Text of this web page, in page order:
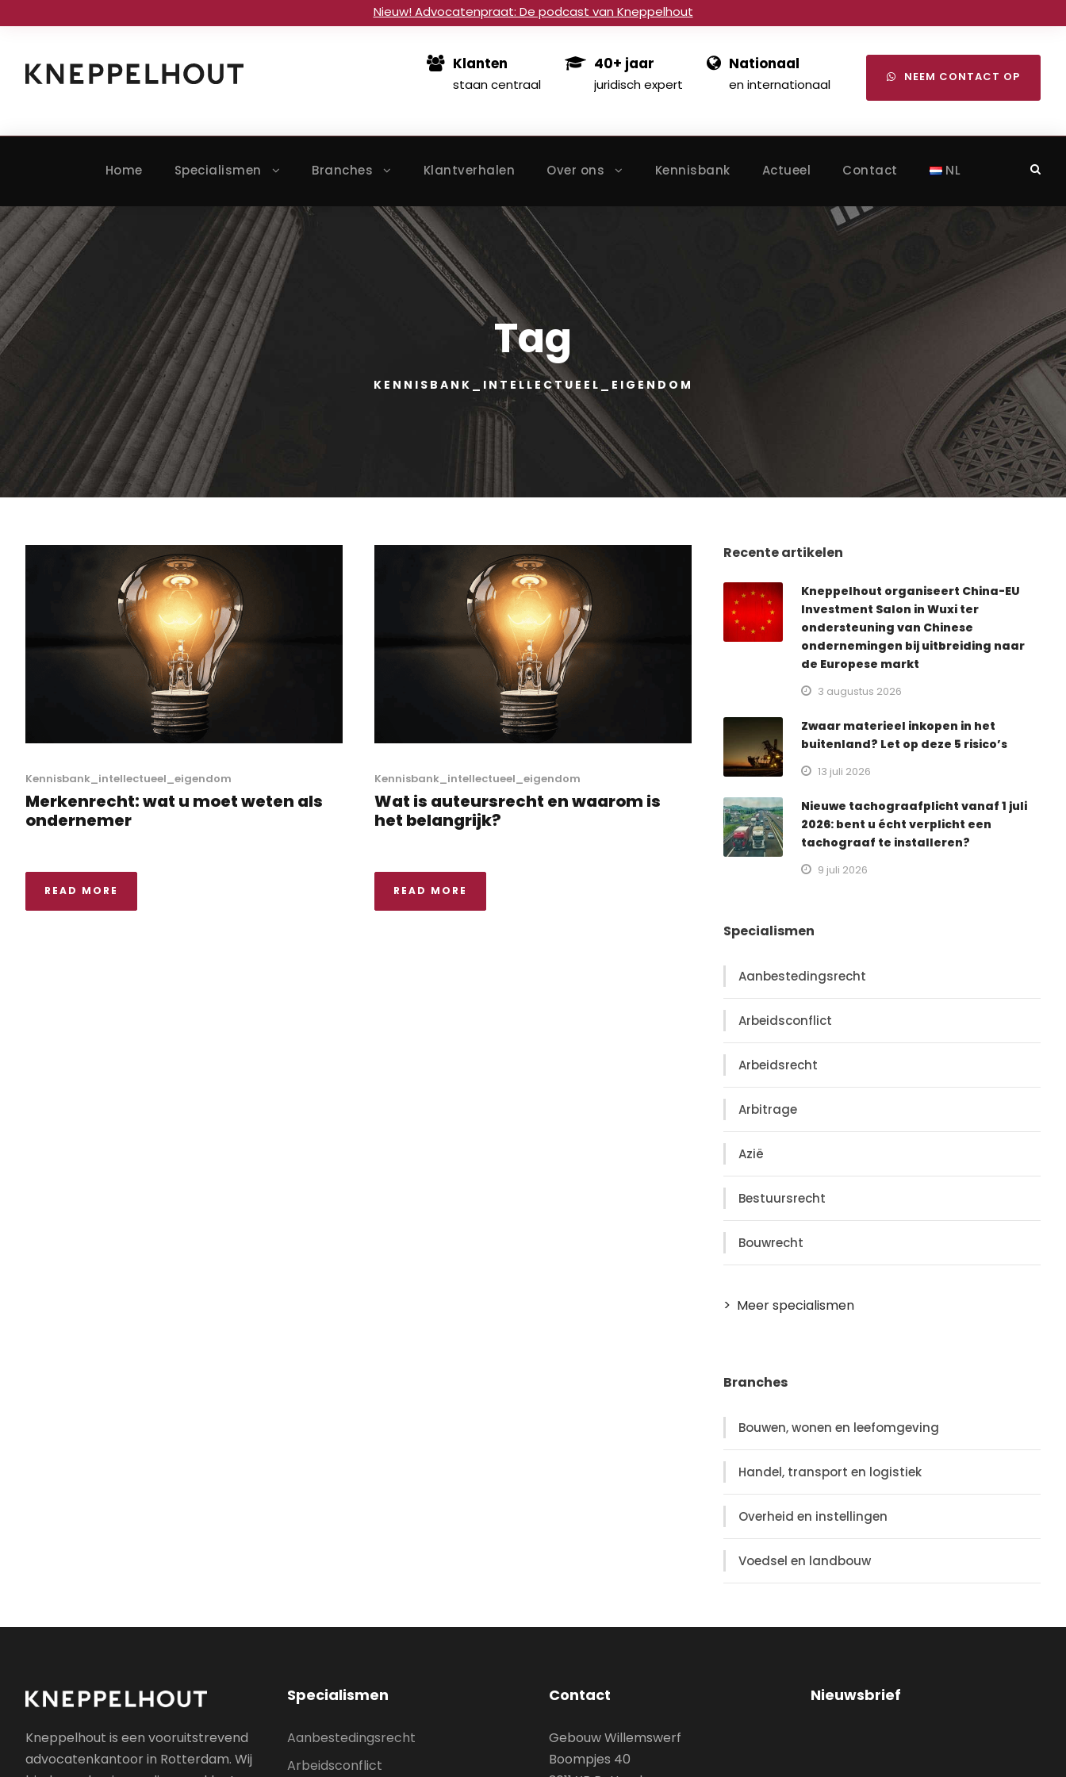
Nieuw! Advocatenpraat: De podcast van Kneppelhout
Klanten
staan centraal
40+ jaar
juridisch expert
Nationaal
en internationaal NEEM CONTACT OP
Home Specialismen Branches Klantverhalen Over ons Kennisbank Actueel Contact NL
Tag
KENNISBANK_INTELLECTUEEL_EIGENDOM
Kennisbank_intellectueel_eigendom
Merkenrecht: wat u moet weten als
ondernemer
READ MORE
Kennisbank_intellectueel_eigendom
Wat is auteursrecht en waarom is
het belangrijk?
READ MORE
Recente artikelen
Kneppelhout organiseert China-EU
Investment Salon in Wuxi ter
ondersteuning van Chinese
ondernemingen bij uitbreiding naar
de Europese markt
3 augustus 2026
Zwaar materieel inkopen in het
buitenland? Let op deze 5 risico’s
13 juli 2026
Nieuwe tachograafplicht vanaf 1 juli
2026: bent u écht verplicht een
tachograaf te installeren?
9 juli 2026
Specialismen
Aanbestedingsrecht
Arbeidsconflict
Arbeidsrecht
Arbitrage
Azië
Bestuursrecht
Bouwrecht
Meer specialismen
Branches
Bouwen, wonen en leefomgeving
Handel, transport en logistiek
Overheid en instellingen
Voedsel en landbouw
Kneppelhout is een vooruitstrevend
advocatenkantoor in Rotterdam. Wij
Specialismen
Aanbestedingsrecht
Arbeidsconflict
Contact
Gebouw Willemswerf
Boompjes 40
Nieuwsbrief